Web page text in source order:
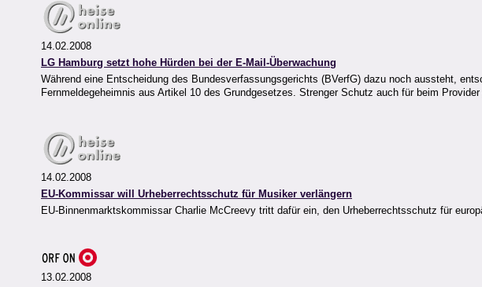
14.02.2008
LG Hamburg setzt hohe Hürden bei der E-Mail-Überwachung
Während eine Entscheidung des Bundesverfassungsgerichts (BVerfG) dazu noch aussteht,
Fernmeldegeheimnis aus Artikel 10 des Grundgesetzes. Strenger Schutz auch für beim
14.02.2008
EU-Kommissar will Urheberrechtsschutz für Musiker verlängern
EU-Binnenmarktskommissar Charlie McCreevy tritt dafür ein, den Urheberrechtsschutz für
13.02.2008